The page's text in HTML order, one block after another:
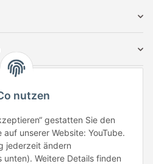
nutzen
gestatten Sie den
unserer Website: YouTube.
jederzeit ändern
Weitere Details finden